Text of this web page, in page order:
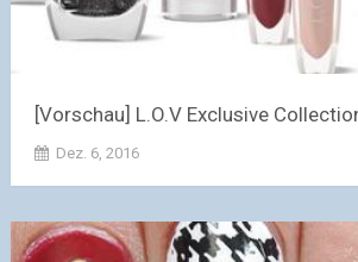
[Vorschau] L.O.V Exclusive
Dez. 6, 2016